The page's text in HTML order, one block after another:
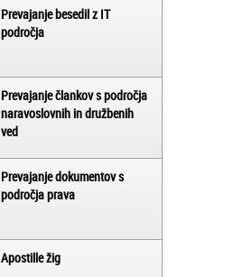
Prevajanje besedil z IT
področja
Prevajanje člankov s področja
naravoslovnih in družbenih
ved
Prevajanje dokumentov s
področja prava
Apostille žig